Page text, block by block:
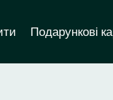
Подарункові